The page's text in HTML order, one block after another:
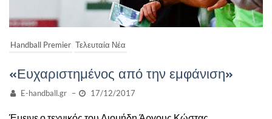
Handball Premier Τελευταία Νέα
«Ευχαριστημένος από την εμφάνιση»
E-handball.gr – 17/12/2017